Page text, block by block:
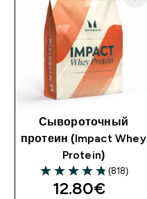
Сывороточный
протеин (Impact Whey
Protein)
(818)
12.80€‎